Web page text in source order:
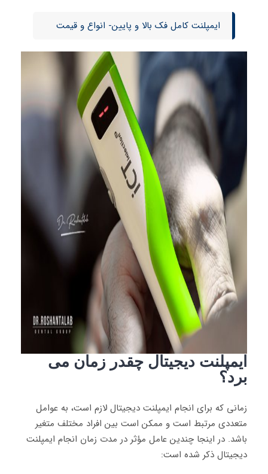
ایمپلنت کامل فک بالا و پایین- انواع و قیمت
ایمپلنت دیجیتال چقدر زمان می
برد؟
زمانی که برای انجام ایمپلنت دیجیتال لازم است، به عوامل
متعددی مرتبط است و ممکن است بین افراد مختلف متغیر
باشد. در اینجا چندین عامل مؤثر در مدت زمان انجام ایمپلنت
دیجیتال ذکر شده است: